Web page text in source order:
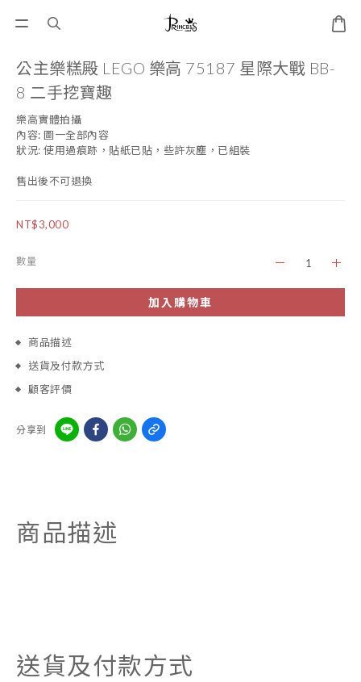
公主樂糕殿 LEGO 樂高 75187 星際大戰 BB-
8 二手挖寶趣
樂高實體拍攝
內容: 圖一全部內容
狀況: 使用過痕跡，貼紙已貼，些許灰塵，已組裝
售出後不可退換
NT$3,000
數量
加入購物車
商品描述
送貨及付款方式
顧客評價
分享到
商品描述
送貨及付款方式